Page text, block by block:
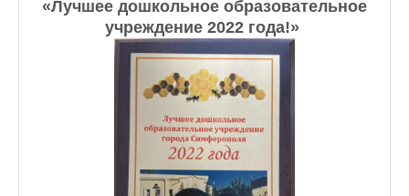
«Лучшее дошкольное образовательное
учреждение 2022 года!» ​